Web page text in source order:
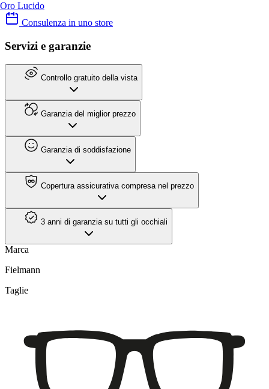
Oro Lucido
Consulenza in uno store
Servizi e garanzie
Controllo gratuito della vista
Garanzia del miglior prezzo
Garanzia di soddisfazione
Copertura assicurativa compresa nel prezzo
3 anni di garanzia su tutti gli occhiali
Marca
Fielmann
Taglie